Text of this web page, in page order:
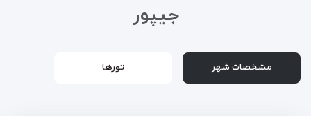
جیپور
مشخصات شهر تورها